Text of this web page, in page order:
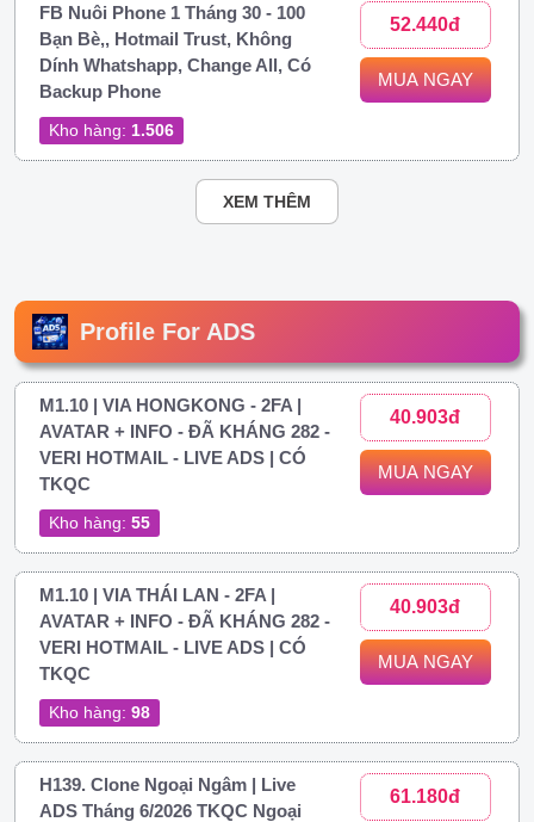
FB Nuôi Phone 1 Tháng 30 - 100
Bạn Bè,, Hotmail Trust, Không
Dính Whatshapp, Change All, Có
Backup Phone
Kho hàng: 1.506
52.440đ
MUA NGAY
XEM THÊM
Profile For ADS
M1.10 | VIA HONGKONG - 2FA |
AVATAR + INFO - ĐÃ KHÁNG 282 -
VERI HOTMAIL - LIVE ADS | CÓ
TKQC
Kho hàng: 55
40.903đ
MUA NGAY
M1.10 | VIA THÁI LAN - 2FA |
AVATAR + INFO - ĐÃ KHÁNG 282 -
VERI HOTMAIL - LIVE ADS | CÓ
TKQC
Kho hàng: 98
40.903đ
MUA NGAY
H139. Clone Ngoại Ngâm | Live
ADS Tháng 6/2026 TKQC Ngoại
61.180đ